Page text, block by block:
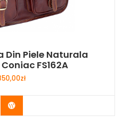
Din Piele Naturala
FS162A
zł
Buy Now